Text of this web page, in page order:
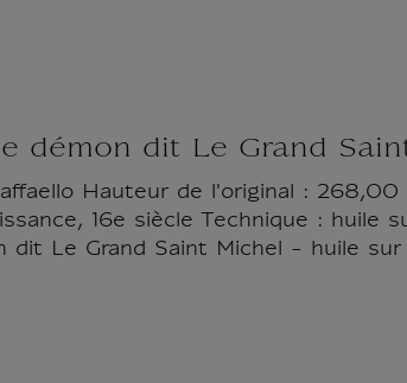
démon dit Le Grand
Hauteur de l'original :
16e siècle Technique : huile
dit Le Grand Saint Michel - huile